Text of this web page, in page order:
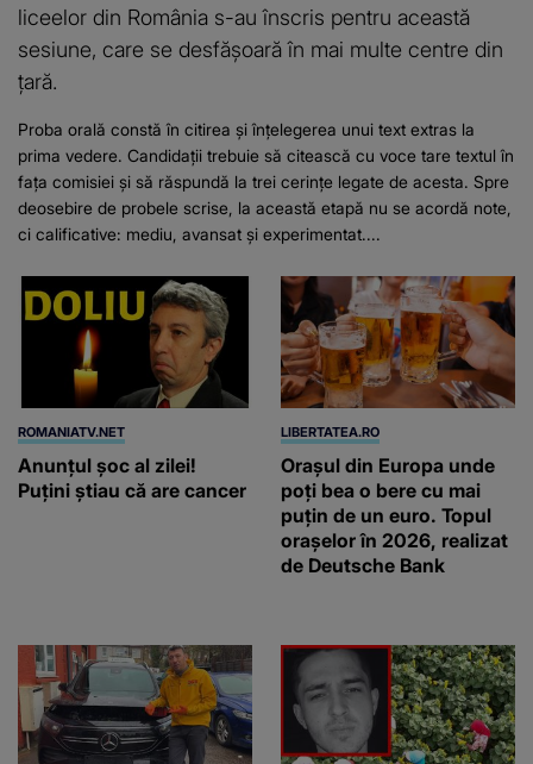
liceelor din România s-au înscris pentru această
sesiune, care se desfășoară în mai multe centre din
țară.
Proba orală constă în citirea și înțelegerea unui text extras la
prima vedere. Candidații trebuie să citească cu voce tare textul în
fața comisiei și să răspundă la trei cerințe legate de acesta. Spre
deosebire de probele scrise, la această etapă nu se acordă note,
ci calificative: mediu, avansat și experimentat....
ROMANIATV.NET
Anunţul şoc al zilei!
Puţini ştiau că are cancer
LIBERTATEA.RO
Orașul din Europa unde
poți bea o bere cu mai
puțin de un euro. Topul
orașelor în 2026, realizat
de Deutsche Bank